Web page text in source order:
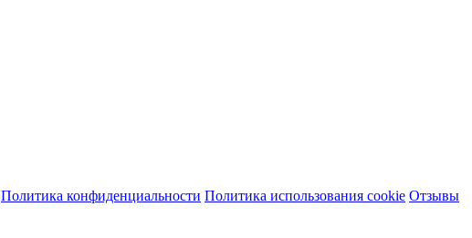
Политика конфиденциальности Политика использования cookie Отзывы